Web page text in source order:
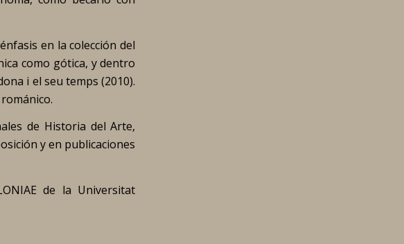
en la colección del
como gótica, y dentro
i el seu temps (2010).
de Historia del Arte,
y en publicaciones
de la Universitat